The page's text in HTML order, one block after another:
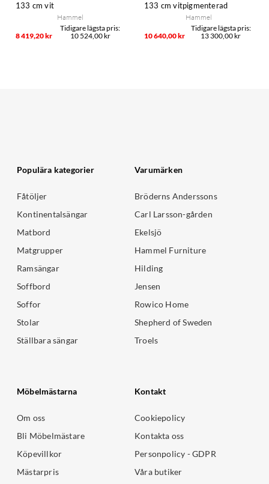
133 cm vit
Hammel
8 419,20 kr 10 524,00 kr
133 cm vitpigmenterad
Hammel
10 640,00 kr 13 300,00 kr
Populära kategorier
Fåtöljer
Kontinentalsängar
Matbord
Matgrupper
Ramsängar
Soffbord
Soffor
Stolar
Ställbara sängar
Varumärken
Bröderns Anderssons
Carl Larsson-gården
Ekelsjö
Hammel Furniture
Hilding
Jensen
Rowico Home
Shepherd of Sweden
Troels
Möbelmästarna
Om oss
Bli Möbelmästare
Köpevillkor
Mästarpris
Kontakt
Cookiepolicy
Kontakta oss
Personpolicy - GDPR
Våra butiker